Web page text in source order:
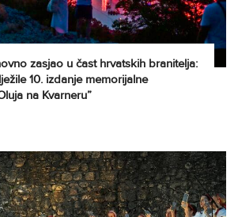
zasjao u čast hrvatskih branitelja:
10. izdanje memorijalne
na Kvarneru”